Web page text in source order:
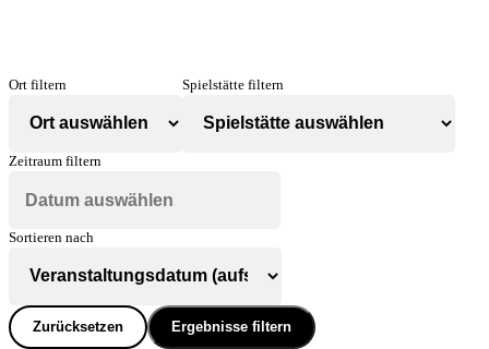
Ort filtern Spielstätte filtern
Zeitraum filtern
Sortieren nach
Zurücksetzen Ergebnisse filtern